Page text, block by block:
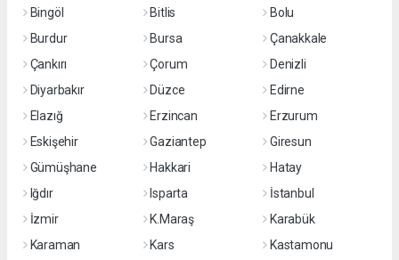
Bingöl
Bitlis
Bolu
Burdur
Bursa
Çanakkale
Çankırı
Çorum
Denizli
Diyarbakır
Düzce
Edirne
Elazığ
Erzincan
Erzurum
Eskişehir
Gaziantep
Giresun
Gümüşhane
Hakkari
Hatay
Iğdır
Isparta
İstanbul
İzmir
K.Maraş
Karabük
Karaman
Kars
Kastamonu